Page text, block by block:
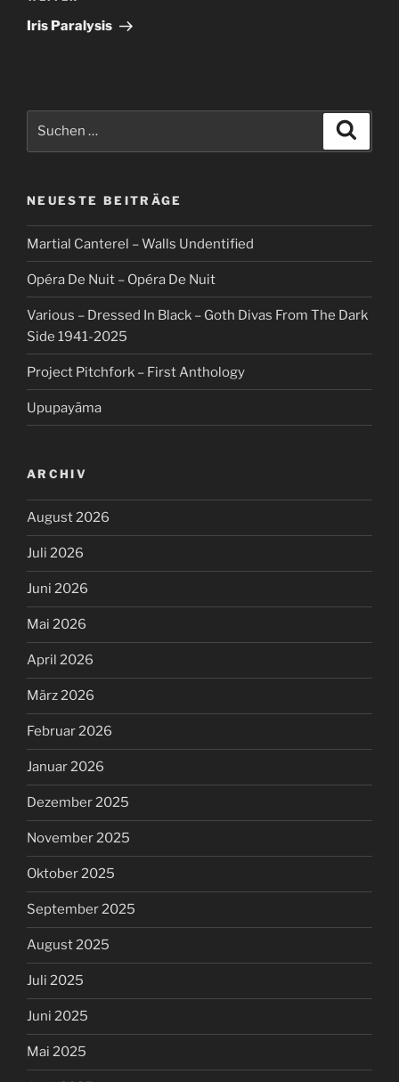
Beitrag
Iris Paralysis
NEUESTE BEITRÄGE
Martial Canterel – Walls Undentified
Opéra De Nuit – Opéra De Nuit
Various – Dressed In Black – Goth Divas From The Dark
Side 1941-2025
Project Pitchfork – First Anthology
Upupayāma
ARCHIV
August 2026
Juli 2026
Juni 2026
Mai 2026
April 2026
März 2026
Februar 2026
Januar 2026
Dezember 2025
November 2025
Oktober 2025
September 2025
August 2025
Juli 2025
Juni 2025
Mai 2025